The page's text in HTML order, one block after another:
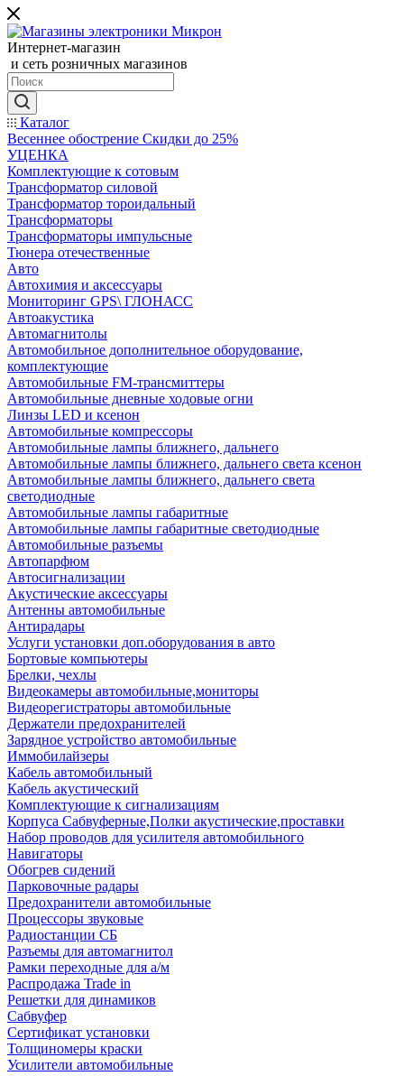
Интернет-магазин
и сеть розничных магазинов
Каталог
Весеннее обострение Скидки до 25%
УЦЕНКА
Комплектующие к сотовым
Трансформатор силовой
Трансформатор тороидальный
Трансформаторы
Трансформаторы импульсные
Тюнера отечественные
Авто
Автохимия и аксессуары
Мониторинг GPS\ ГЛОНАСС
Автоакустика
Автомагнитолы
Автомобильное дополнительное оборудование,
комплектующие
Автомобильные FM-трансмиттеры
Автомобильные дневные ходовые огни
Линзы LED и ксенон
Автомобильные компрессоры
Автомобильные лампы ближнего, дальнего
Автомобильные лампы ближнего, дальнего света ксенон
Автомобильные лампы ближнего, дальнего света
светодиодные
Автомобильные лампы габаритные
Автомобильные лампы габаритные светодиодные
Автомобильные разъемы
Автопарфюм
Автосигнализации
Акустические аксессуары
Антенны автомобильные
Антирадары
Услуги установки доп.оборудования в авто
Бортовые компьютеры
Брелки, чехлы
Видеокамеры автомобильные,мониторы
Видеорегистраторы автомобильные
Держатели предохранителей
Зарядное устройство автомобильные
Иммобилайзеры
Кабель автомобильный
Кабель акустический
Комплектующие к сигнализациям
Корпуса Сабвуферные,Полки акустические,проставки
Набор проводов для усилителя автомобильного
Навигаторы
Обогрев сидений
Парковочные радары
Предохранители автомобильные
Процессоры звуковые
Радиостанции СБ
Разъемы для автомагнитол
Рамки переходные для а/м
Распродажа Trade in
Решетки для динамиков
Сабвуфер
Сертификат установки
Толщиномеры краски
Усилители автомобильные